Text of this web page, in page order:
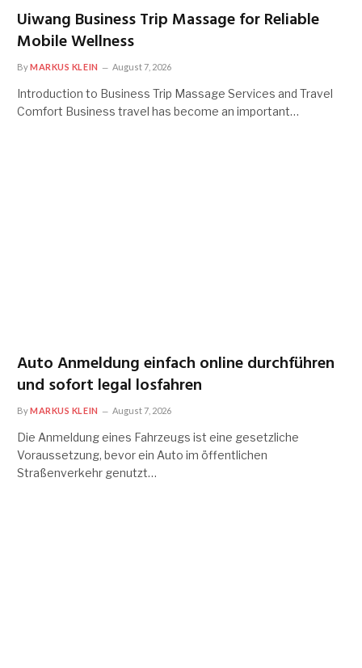
Uiwang Business Trip Massage for Reliable
Mobile Wellness
ByMARKUS KLEIN August 7, 2026
Introduction to Business Trip Massage Services and Travel
Comfort Business travel has become an important…
Auto Anmeldung einfach online durchführen
und sofort legal losfahren
ByMARKUS KLEIN August 7, 2026
Die Anmeldung eines Fahrzeugs ist eine gesetzliche
Voraussetzung, bevor ein Auto im öffentlichen
Straßenverkehr genutzt…